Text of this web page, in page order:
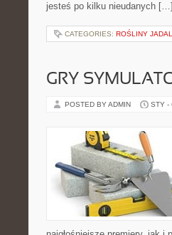
jesteś po kilku nieudanych […]
CATEGORIES: ROŚLINY
GRY
POSTED BY ADMIN STY -